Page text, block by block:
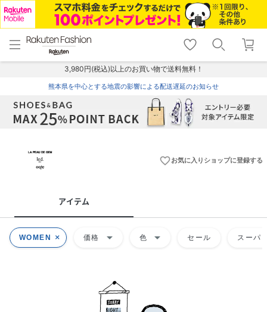
menu home
トップ
shopping_cart lock_outline
ログイン
3,980円(税込)以上のお買い物で送料無料！
熊本県を中心とする地震の影響による配送遅延のお知らせ
favorite_borderお気に入りショップに登録する
アイテム
WOMEN 価格 arrow_drop_down 色 arrow_drop_down セール スーパ